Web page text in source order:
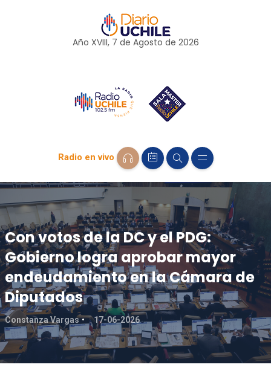
Año XVIII, 7 de Agosto de 2026
Radio en vivo
Con votos de la DC y el PDG:
Gobierno logra aprobar mayor
endeudamiento en la Cámara de
Diputados
Constanza Vargas 17-06-2026